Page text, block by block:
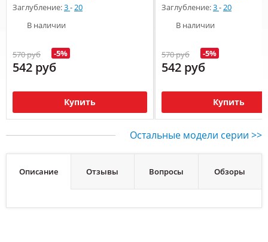
Заглубление:3- 20
В наличии
570 руб -5%
542 руб
Купить
Заглубление:3- 20
В наличии
570 руб -5%
542 руб
Купить
Остальные модели серии >>
Описание Отзывы Вопросы Обзоры